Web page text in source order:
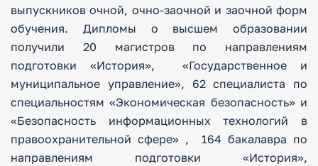
выпускников очной, очно-заочной и заочной форм
обучения. Дипломы о высшем образовании
получили 20 магистров по направлениям
подготовки «История», «Государственное и
муниципальное управление», 62 специалиста по
специальностям «Экономическая безопасность» и
«Безопасность информационных технологий в
правоохранительной сфере» , 164 бакалавра по
направлениям подготовки «История»,